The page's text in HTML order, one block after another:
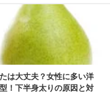
は大丈夫？女性に多い洋
！下半身太りの原因と対